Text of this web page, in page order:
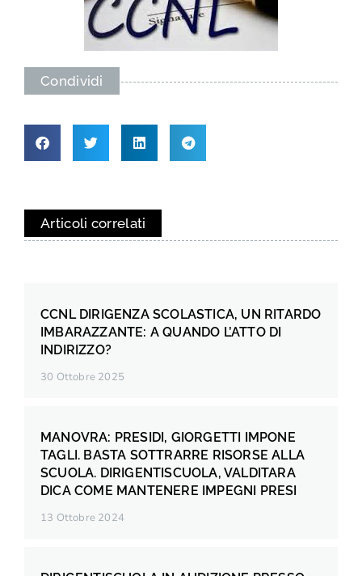
Condividi
Articoli correlati
CCNL DIRIGENZA SCOLASTICA, UN RITARDO
IMBARAZZANTE: A QUANDO L’ATTO DI
INDIRIZZO?
30 Ottobre 2025
MANOVRA: PRESIDI, GIORGETTI IMPONE
TAGLI. BASTA SOTTRARRE RISORSE ALLA
SCUOLA. DIRIGENTISCUOLA, VALDITARA
DICA COME MANTENERE IMPEGNI PRESI
13 Ottobre 2024